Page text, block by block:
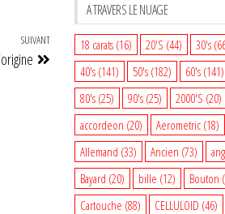
Article
suivant
SUIVANT
A TRAVERS LE NUAGE
18 carats(16) 20'S (44) 30's
40's(141) 50's(182) 60's(141)
80's(25) 90's(25) 2000'S (20)
accordeon (20) Aerometric(18)
Allemand (33) Ancien (73)
Bayard (20) bille (12) Bouton
Cartouche (88) CELLULOID (46)